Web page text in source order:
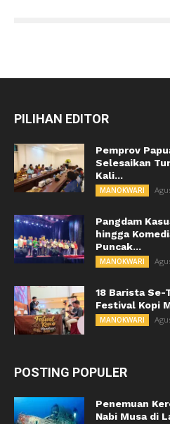
PILIHAN EDITOR
Pemprov
Selesaikan
Kali...
MANOKWARI
Pangdam
hingga
Puncak...
MANOKWARI
18 Barista Se-
Festival Kopi
MANOKWARI
POSTING POPULER
Penemuan
Nabi Musa di